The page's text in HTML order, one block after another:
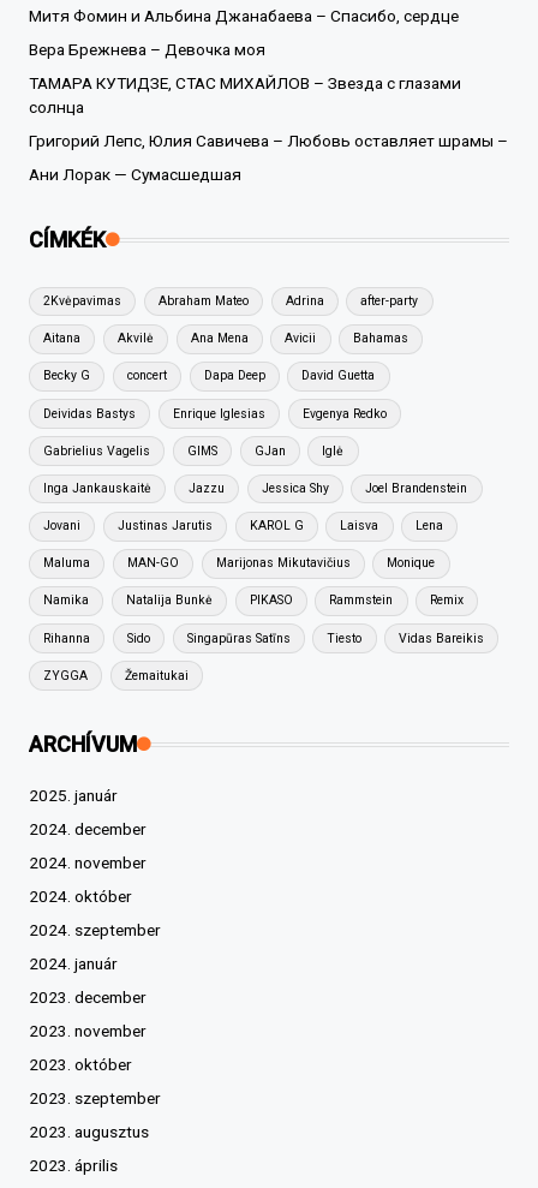
Митя Фомин и Альбина Джанабаева – Спасибо, сердце
Вера Брежнева – Девочка моя
ТАМАРА КУТИДЗЕ, СТАС МИХАЙЛОВ – Звезда с глазами
солнца
Григорий Лепс, Юлия Савичева – Любовь оставляет шрамы –
Ани Лорак — Сумасшедшая
CÍMKÉK
2Kvėpavimas Abraham Mateo Adrina after-party
Aitana Akvilė Ana Mena Avicii Bahamas
Becky G concert Dapa Deep David Guetta
Deividas Bastys Enrique Iglesias Evgenya Redko
Gabrielius Vagelis GIMS GJan Iglė
Inga Jankauskaitė Jazzu Jessica Shy Joel Brandenstein
Jovani Justinas Jarutis KAROL G Laisva Lena
Maluma MAN-GO Marijonas Mikutavičius Monique
Namika Natalija Bunkė PIKASO Rammstein Remix
Rihanna Sido Singapūras Satīns Tiesto Vidas Bareikis
ZYGGA Žemaitukai
ARCHÍVUM
2025. január
2024. december
2024. november
2024. október
2024. szeptember
2024. január
2023. december
2023. november
2023. október
2023. szeptember
2023. augusztus
2023. április